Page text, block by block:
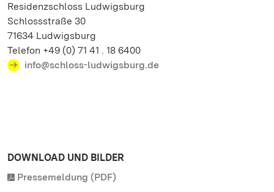
Residenzschloss Ludwigsburg
Schlossstraße 30
71634 Ludwigsburg
Telefon +49 (0) 71 41 . 18 6400
info@schloss-ludwigsburg.de
DOWNLOAD UND BILDER
Pressemeldung (PDF)